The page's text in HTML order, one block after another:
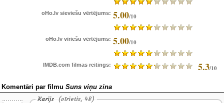
oHo.lv sieviešu vērtējums: 5.00/10
oHo.lv vīriešu vērtējums: 5.00/10
IMDB.com filmas reitings: 5.3/10
Komentāri par filmu Suns viņu zina
Karijs (vīrietis, 48)